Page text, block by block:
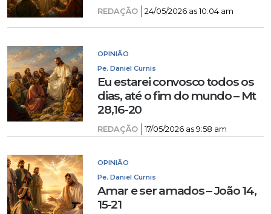
REDAÇÃO 24/05/2026 as 10:04 am
OPINIÃO
Pe. Daniel Curnis
Eu estarei convosco todos os
dias, até o fim do mundo – Mt
28,16-20
REDAÇÃO 17/05/2026 as 9:58 am
OPINIÃO
Pe. Daniel Curnis
Amar e ser amados – João 14,
15-21